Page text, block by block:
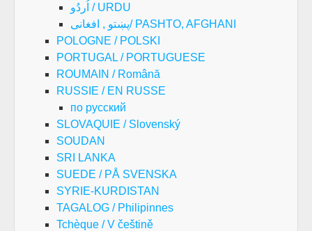
اُردُو / URDU
پښتو , افغانی/ PASHTO, AFGHANI
POLOGNE / POLSKI
PORTUGAL / PORTUGUESE
ROUMAIN / Română
RUSSIE / EN RUSSE
по русский
SLOVAQUIE / Slovenský
SOUDAN
SRI LANKA
SUEDE / PÅ SVENSKA
SYRIE-KURDISTAN
TAGALOG / Philipinnes
Tchèque / V češtině